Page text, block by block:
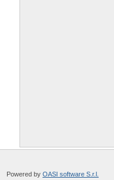
Powered by OASI software S.r.l.